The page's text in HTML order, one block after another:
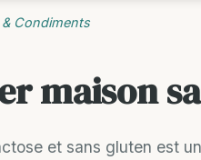
& Condiments
maison
et sans gluten est